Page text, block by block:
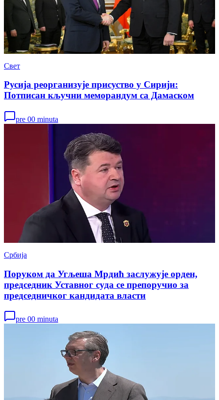
Свет
Русија реорганизује присуство у Сирији:
Потписан кључни меморандум са Дамаском
pre 00 minuta
Србија
Поруком да Угљеша Мрдић заслужује орден,
председник Уставног суда се препоручио за
председничког кандидата власти
pre 00 minuta